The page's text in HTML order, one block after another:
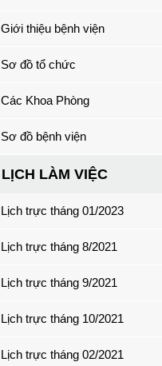
Giới thiệu bệnh viện
Sơ đồ tổ chức
Các Khoa Phòng
Sơ đồ bệnh viện
LỊCH LÀM VIỆC
Lịch trực tháng 01/2023
Lịch trực tháng 8/2021
Lịch trực tháng 9/2021
Lịch trực tháng 10/2021
Lịch trực tháng 02/2021